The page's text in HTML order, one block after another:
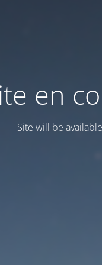
en
Site will be